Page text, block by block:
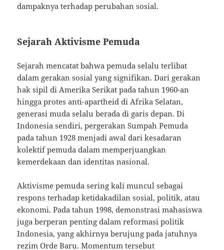
dampaknya terhadap perubahan sosial.
Sejarah Aktivisme Pemuda
Sejarah mencatat bahwa pemuda selalu terlibat
dalam gerakan sosial yang signifikan. Dari gerakan
hak sipil di Amerika Serikat pada tahun 1960-an
hingga protes anti-apartheid di Afrika Selatan,
generasi muda selalu berada di garis depan. Di
Indonesia sendiri, pergerakan Sumpah Pemuda
pada tahun 1928 menjadi awal dari kesadaran
kolektif pemuda dalam memperjuangkan
kemerdekaan dan identitas nasional.
Aktivisme pemuda sering kali muncul sebagai
respons terhadap ketidakadilan sosial, politik, atau
ekonomi. Pada tahun 1998, demonstrasi mahasiswa
juga berperan penting dalam reformasi politik
Indonesia, yang akhirnya berujung pada jatuhnya
rezim Orde Baru. Momentum tersebut